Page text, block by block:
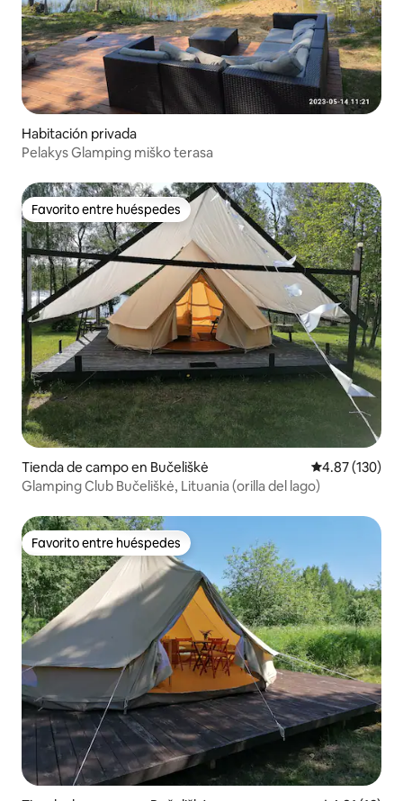
Habitación privada
Pelakys Glamping miško terasa
Favorito entre huéspedes
Favorito entre huéspedes
Tienda de campo en Bučeliškė Calificación
4.87 (130)
Glamping Club Bučeliškė, Lituania (orilla del lago)
Favorito entre huéspedes
Favorito entre huéspedes